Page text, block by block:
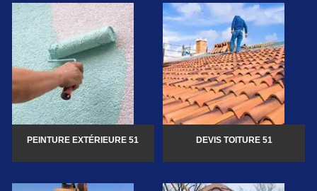
PEINTURE EXTÉRIEURE 51 DEVIS TOITURE 51